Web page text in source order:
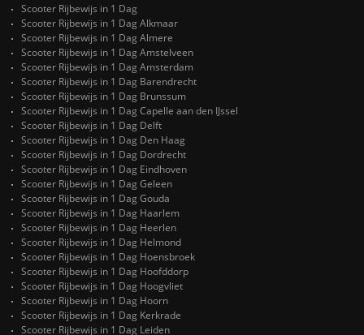
Scooter Rijbewijs in 1 Dag
Scooter Rijbewijs in 1 Dag Alkmaar
Scooter Rijbewijs in 1 Dag Almere
Scooter Rijbewijs in 1 Dag Amstelveen
Scooter Rijbewijs in 1 Dag Amsterdam
Scooter Rijbewijs in 1 Dag Barendrecht
Scooter Rijbewijs in 1 Dag Brunssum
Scooter Rijbewijs in 1 Dag Capelle aan den IJssel
Scooter Rijbewijs in 1 Dag Delft
Scooter Rijbewijs in 1 Dag Den Haag
Scooter Rijbewijs in 1 Dag Dordrecht
Scooter Rijbewijs in 1 Dag Eindhoven
Scooter Rijbewijs in 1 Dag Geleen
Scooter Rijbewijs in 1 Dag Gouda
Scooter Rijbewijs in 1 Dag Haarlem
Scooter Rijbewijs in 1 Dag Heerlen
Scooter Rijbewijs in 1 Dag Helmond
Scooter Rijbewijs in 1 Dag Hoensbroek
Scooter Rijbewijs in 1 Dag Hoofddorp
Scooter Rijbewijs in 1 Dag Hoogvliet
Scooter Rijbewijs in 1 Dag Hoorn
Scooter Rijbewijs in 1 Dag Kerkrade
Scooter Rijbewijs in 1 Dag Leiden